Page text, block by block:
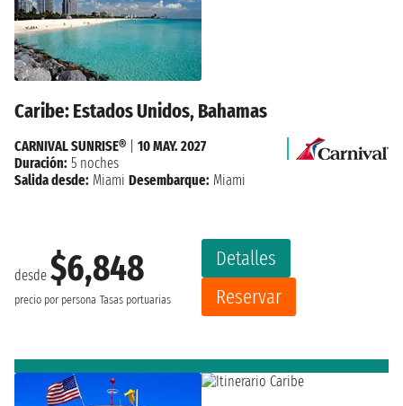
Caribe: Estados Unidos, Bahamas
desde $6,848
precio por persona Tasas portuarias
Detalles
Reservar
CARNIVAL SUNRISE®
10 MAY. 2027
Duración: 5 noches
Salida desde: Miami Desembarque: Miami